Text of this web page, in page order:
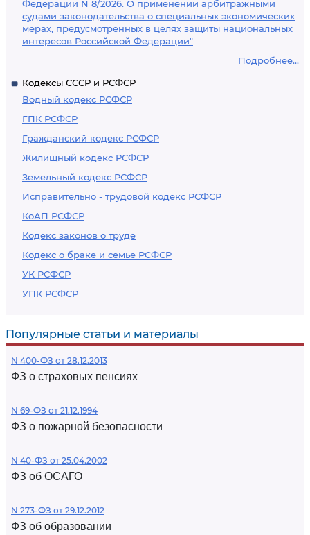
Федерации N 8/2026. О применении арбитражными
судами законодательства о специальных экономических
мерах, предусмотренных в целях защиты национальных
интересов Российской Федерации"
Подробнее...
Кодексы СССР и РСФСР
Водный кодекс РСФСР
ГПК РСФСР
Гражданский кодекс РСФСР
Жилищный кодекс РСФСР
Земельный кодекс РСФСР
Исправительно - трудовой кодекс РСФСР
КоАП РСФСР
Кодекс законов о труде
Кодекс о браке и семье РСФСР
УК РСФСР
УПК РСФСР
Популярные статьи и материалы
N 400-ФЗ от 28.12.2013
ФЗ о страховых пенсиях
N 69-ФЗ от 21.12.1994
ФЗ о пожарной безопасности
N 40-ФЗ от 25.04.2002
ФЗ об ОСАГО
N 273-ФЗ от 29.12.2012
ФЗ об образовании